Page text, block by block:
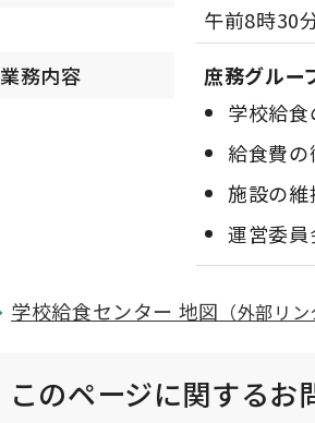
午前8時30
業務内容
庶務グルー
学校給食
給食費の
施設の維
運営委員
学校給食センター 地図 （外部リン
このページに関するお